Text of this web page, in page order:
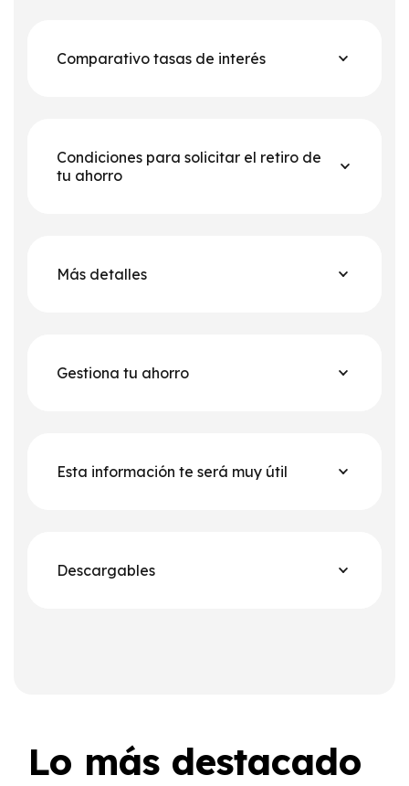
Comparativo tasas de interés
Condiciones para solicitar el retiro de
tu ahorro
Más detalles
Gestiona tu ahorro
Esta información te será muy útil
Descargables
Lo más destacado